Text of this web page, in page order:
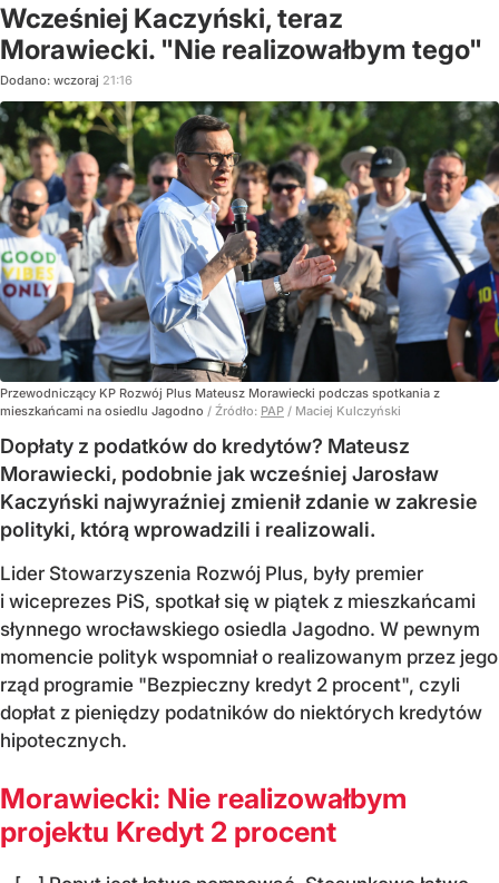
Wcześniej Kaczyński, teraz
Morawiecki. "Nie realizowałbym tego"
Dodano: wczoraj 21:16
Przewodniczący KP Rozwój Plus Mateusz Morawiecki podczas spotkania z
mieszkańcami na osiedlu Jagodno / Źródło: PAP / Maciej Kulczyński
Dopłaty z podatków do kredytów? Mateusz
Morawiecki, podobnie jak wcześniej Jarosław
Kaczyński najwyraźniej zmienił zdanie w zakresie
polityki, którą wprowadzili i realizowali.
Lider Stowarzyszenia Rozwój Plus, były premier
i wiceprezes PiS, spotkał się w piątek z mieszkańcami
słynnego wrocławskiego osiedla Jagodno. W pewnym
momencie polityk wspomniał o realizowanym przez jego
rząd programie "Bezpieczny kredyt 2 procent", czyli
dopłat z pieniędzy podatników do niektórych kredytów
hipotecznych.
Morawiecki: Nie realizowałbym
projektu Kredyt 2 procent